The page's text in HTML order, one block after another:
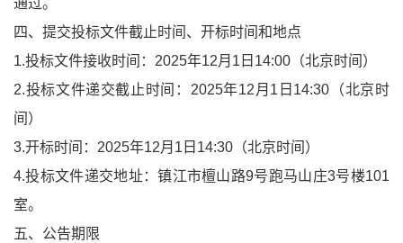
通过。
四、提交投标文件截止时间、开标时间和地点
1.投标文件接收时间：2025年12月1日14:00（北京时间）
2.投标文件递交截止时间：2025年12月1日14:30（北京时
间）
3.开标时间：2025年12月1日14:30（北京时间）
4.投标文件递交地址：镇江市檀山路9号跑马山庄3号楼101
室。
五、公告期限